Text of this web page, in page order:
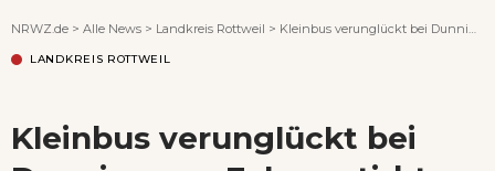
NRWZ.de > Alle News > Landkreis Rottweil > Kleinbus verunglückt bei Dunningen – Fahrer stirbt
LANDKREIS ROTTWEIL
Kleinbus verunglückt bei